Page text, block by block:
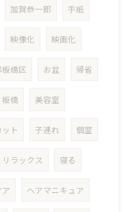
加賀恭一郎 手紙
映像化 映画化
板橋区 お盆 帰省
板橋 美容室
ト 子連れ 個室
リラックス 寝る
ヘアマニキュア